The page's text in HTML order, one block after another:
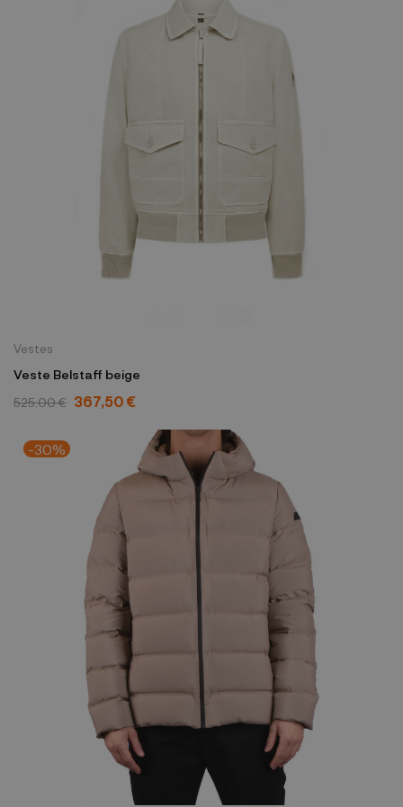
Vestes
Veste Belstaff beige
525,00 € 367,50 €
-30%